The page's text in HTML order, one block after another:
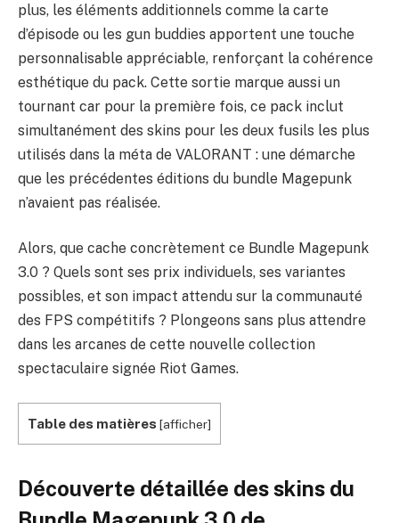
plus, les éléments additionnels comme la carte
d’épisode ou les gun buddies apportent une touche
personnalisable appréciable, renforçant la cohérence
esthétique du pack. Cette sortie marque aussi un
tournant car pour la première fois, ce pack inclut
simultanément des skins pour les deux fusils les plus
utilisés dans la méta de VALORANT : une démarche
que les précédentes éditions du bundle Magepunk
n’avaient pas réalisée.
Alors, que cache concrètement ce Bundle Magepunk
3.0 ? Quels sont ses prix individuels, ses variantes
possibles, et son impact attendu sur la communauté
des FPS compétitifs ? Plongeons sans plus attendre
dans les arcanes de cette nouvelle collection
spectaculaire signée Riot Games.
Table des matières [afficher]
Découverte détaillée des skins du